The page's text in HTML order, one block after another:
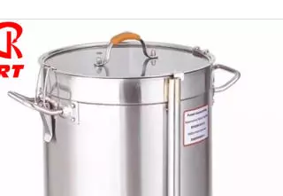
Equipos de acero
Servicio de comida